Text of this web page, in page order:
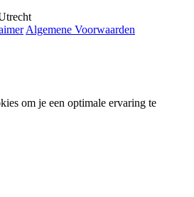
Algemene Voorwaarden
om je een optimale ervaring te